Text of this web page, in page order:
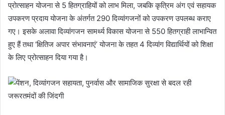
प्रोत्साहन योजना से 5 हितग्राहियों को लाभ मिला, जबकि कृत्रिम अंग एवं सहायक
उपकरण प्रदाय योजना के अंतर्गत 290 दिव्यांगजनों को उपकरण उपलब्ध कराए
गए। इसके अलावा दिव्यांगजन सामर्थ्य विकास योजना से 550 हितग्राही लाभान्वित
हुए हैं तथा ‘क्षितिज अपार संभावनाएं’ योजना के तहत 4 दिव्यांग विद्यार्थियों को शिक्षा
के लिए प्रोत्साहन दिया गया है।